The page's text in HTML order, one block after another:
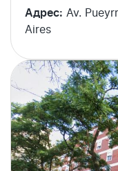
Адрес: Av.
Aires